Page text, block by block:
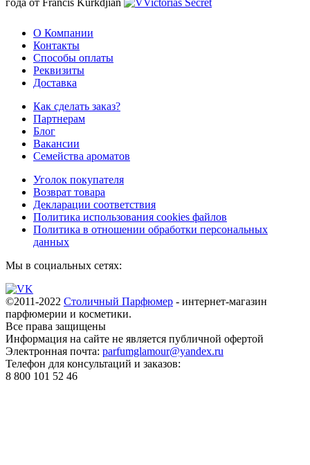
О Компании
Контакты
Способы оплаты
Реквизиты
Доставка
Как сделать заказ?
Партнерам
Блог
Вакансии
Семейства ароматов
Уголок покупателя
Возврат товара
Декларации соответствия
Политика использования cookies файлов
Политика в отношении обработки персональных
данных
Мы в социальных сетях:
©2011-2022 Столичный Парфюмер - интернет-магазин
парфюмерии и косметики.
Все права защищены
Информация на сайте не является публичной офертой
Электронная почта: parfumglamour@yandex.ru
Телефон для консультаций и заказов:
8 800 101 52 46